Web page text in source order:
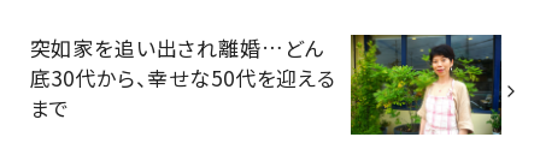
突如家を追い出され離婚…どん
底30代から、幸せな50代を迎える
まで